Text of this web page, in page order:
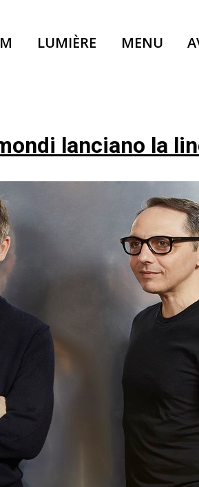
LUMIÈRE MENU
lanciano la